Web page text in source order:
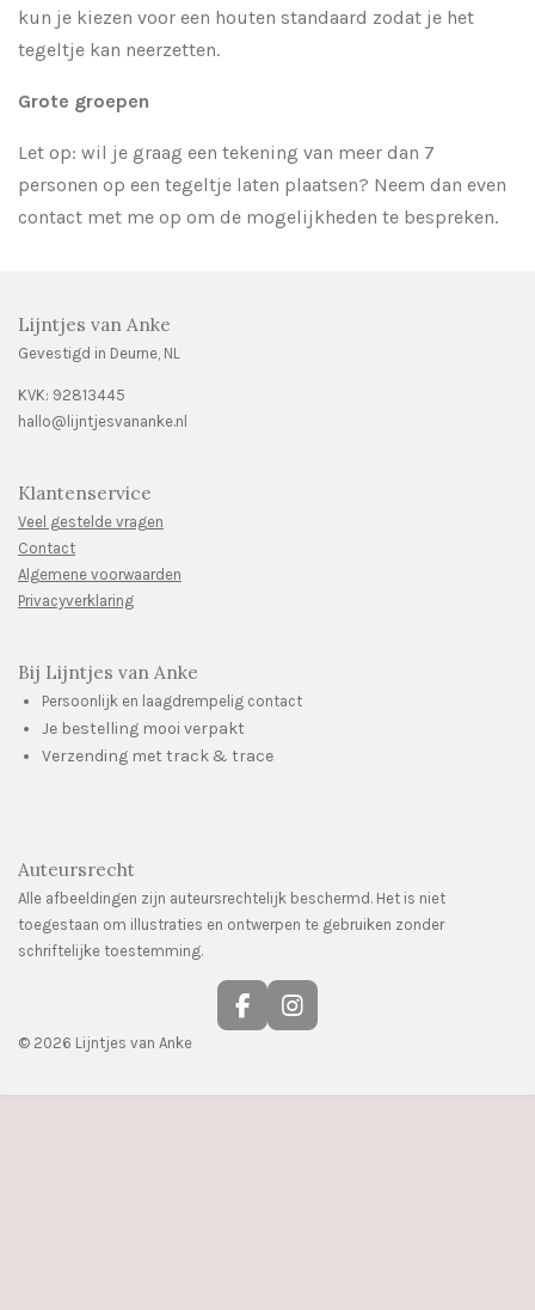
kun je kiezen voor een houten standaard zodat je het
tegeltje kan neerzetten.
Grote groepen
Let op: wil je graag een tekening van meer dan 7
personen op een tegeltje laten plaatsen? Neem dan even
contact met me op om de mogelijkheden te bespreken.
Lijntjes van Anke
Gevestigd in Deurne, NL
KVK: 92813445
hallo@lijntjesvananke.nl
Klantenservice
Veel gestelde vragen
Contact
Algemene voorwaarden
Privacyverklaring
Bij Lijntjes van Anke
Persoonlijk en laagdrempelig contact
Je bestelling mooi verpakt
Verzending met track & trace
Auteursrecht
Alle afbeeldingen zijn auteursrechtelijk beschermd. Het is niet
toegestaan om illustraties en ontwerpen te gebruiken zonder
schriftelijke toestemming.
F
a
I
n
© 2026 Lijntjes van Anke